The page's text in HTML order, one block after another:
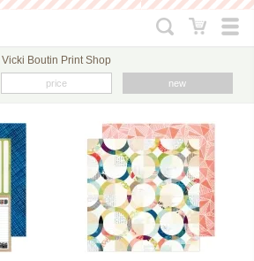
Vicki Boutin Print Shop
price new